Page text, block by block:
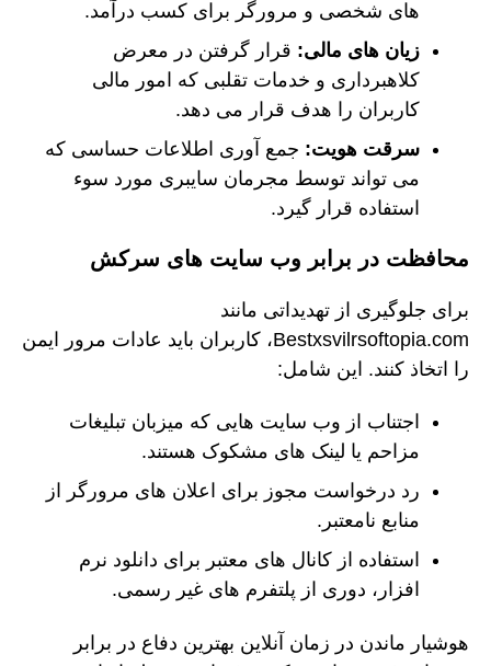
های شخصی و مرورگر برای کسب درآمد.
زیان های مالی: قرار گرفتن در معرض
کلاهبرداری و خدمات تقلبی که امور مالی
کاربران را هدف قرار می دهد.
سرقت هویت: جمع آوری اطلاعات حساسی که
می تواند توسط مجرمان سایبری مورد سوء
استفاده قرار گیرد.
محافظت در برابر وب سایت های سرکش
برای جلوگیری از تهدیداتی مانند
Bestxsvilrsoftopia.com، کاربران باید عادات مرور ایمن
را اتخاذ کنند. این شامل:
اجتناب از وب سایت هایی که میزبان تبلیغات
مزاحم یا لینک های مشکوک هستند.
رد درخواست مجوز برای اعلان های مرورگر از
منابع نامعتبر.
استفاده از کانال های معتبر برای دانلود نرم
افزار، دوری از پلتفرم های غیر رسمی.
هوشیار ماندن در زمان آنلاین بهترین دفاع در برابر